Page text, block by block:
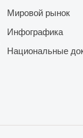
Мировой рынок
Инфографика
Национальные